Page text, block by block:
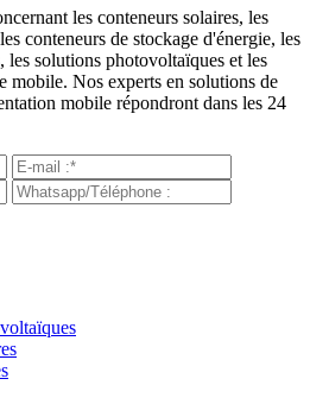
les conteneurs solaires, les
conteneurs de stockage d'énergie, les
les solutions photovoltaïques et les
mobile. Nos experts en solutions de
mobile répondront dans les 24